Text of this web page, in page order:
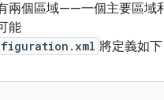
兩個區域——一個主要區域
能
將定義如下